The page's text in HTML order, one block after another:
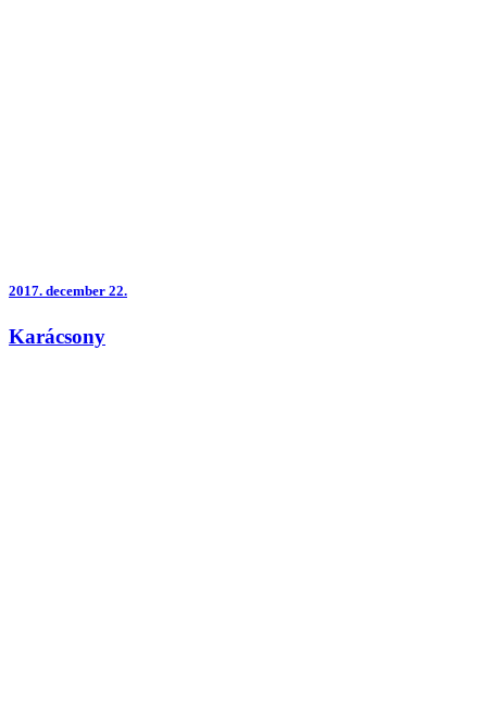
2017. december 22.
Karácsony